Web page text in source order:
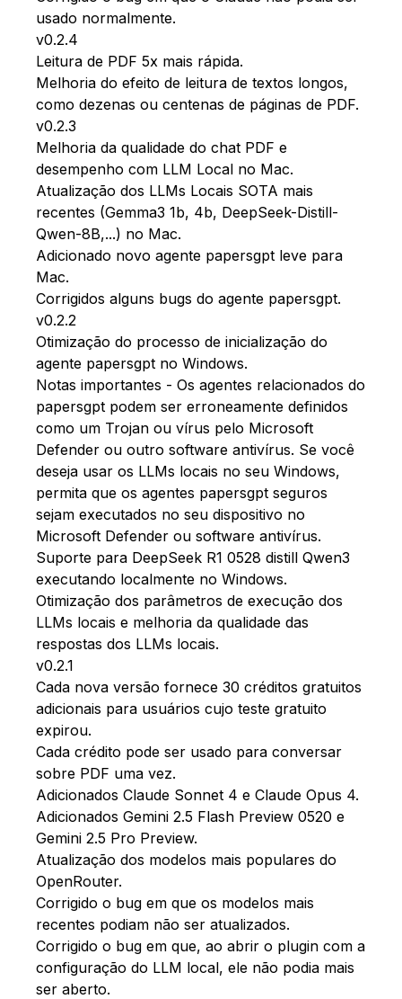
usado normalmente.
v0.2.4
Leitura de PDF 5x mais rápida.
Melhoria do efeito de leitura de textos longos,
como dezenas ou centenas de páginas de PDF.
v0.2.3
Melhoria da qualidade do chat PDF e
desempenho com LLM Local no Mac.
Atualização dos LLMs Locais SOTA mais
recentes (Gemma3 1b, 4b, DeepSeek-Distill-
Qwen-8B,...) no Mac.
Adicionado novo agente papersgpt leve para
Mac.
Corrigidos alguns bugs do agente papersgpt.
v0.2.2
Otimização do processo de inicialização do
agente papersgpt no Windows.
Notas importantes - Os agentes relacionados do
papersgpt podem ser erroneamente definidos
como um Trojan ou vírus pelo Microsoft
Defender ou outro software antivírus. Se você
deseja usar os LLMs locais no seu Windows,
permita que os agentes papersgpt seguros
sejam executados no seu dispositivo no
Microsoft Defender ou software antivírus.
Suporte para DeepSeek R1 0528 distill Qwen3
executando localmente no Windows.
Otimização dos parâmetros de execução dos
LLMs locais e melhoria da qualidade das
respostas dos LLMs locais.
v0.2.1
Cada nova versão fornece 30 créditos gratuitos
adicionais para usuários cujo teste gratuito
expirou.
Cada crédito pode ser usado para conversar
sobre PDF uma vez.
Adicionados Claude Sonnet 4 e Claude Opus 4.
Adicionados Gemini 2.5 Flash Preview 0520 e
Gemini 2.5 Pro Preview.
Atualização dos modelos mais populares do
OpenRouter.
Corrigido o bug em que os modelos mais
recentes podiam não ser atualizados.
Corrigido o bug em que, ao abrir o plugin com a
configuração do LLM local, ele não podia mais
ser aberto.